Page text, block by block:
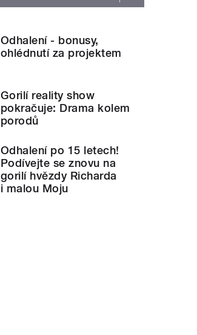
Odhalení - bonusy,
ohlédnutí za projektem
Gorilí reality show
pokračuje: Drama kolem
porodů
Odhalení po 15 letech!
Podívejte se znovu na
gorilí hvězdy Richarda
i malou Moju